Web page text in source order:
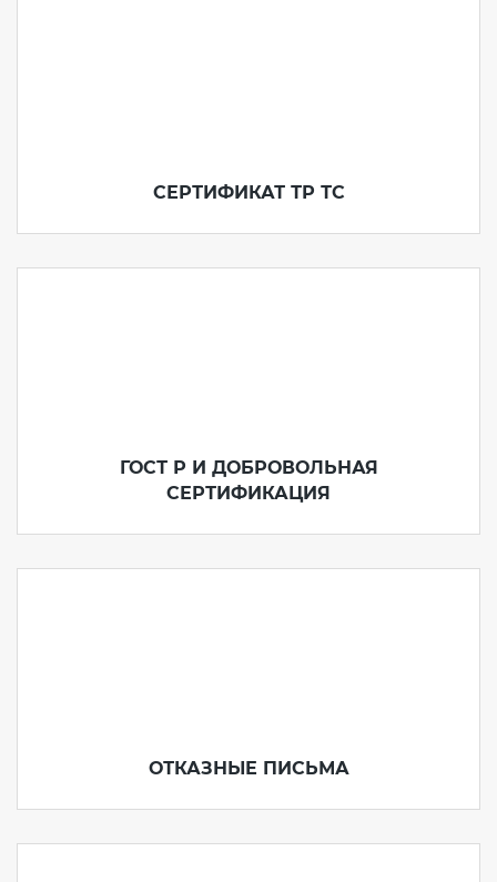
СЕРТИФИКАТ ТР ТС
ГОСТ Р И ДОБРОВОЛЬНАЯ
СЕРТИФИКАЦИЯ
ОТКАЗНЫЕ ПИСЬМА